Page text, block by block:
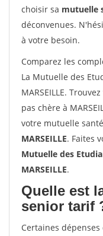
choisir sa mutuelle
déconvenues.
à votre besoin.
Comparez les
La Mutuelle des
MARSEILLE.
pas chère à
votre mutuelle
MARSEILLE. Faites
Mutuelle des
MARSEILLE.
Quelle est
senior tarif
Certaines